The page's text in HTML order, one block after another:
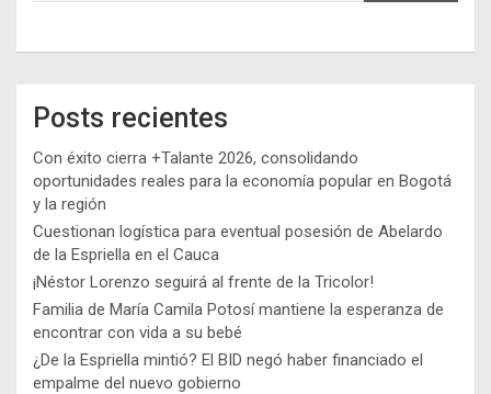
Posts recientes
Con éxito cierra +Talante 2026, consolidando
oportunidades reales para la economía popular en Bogotá
y la región
Cuestionan logística para eventual posesión de Abelardo
de la Espriella en el Cauca
¡Néstor Lorenzo seguirá al frente de la Tricolor!
Familia de María Camila Potosí mantiene la esperanza de
encontrar con vida a su bebé
¿De la Espriella mintió? El BID negó haber financiado el
empalme del nuevo gobierno